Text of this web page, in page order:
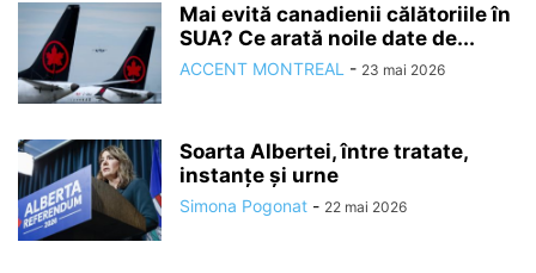
Mai evită canadienii călătoriile în
SUA? Ce arată noile date de...
ACCENT MONTREAL - 23 mai 2026
Soarta Albertei, între tratate,
instanțe și urne
Simona Pogonat - 22 mai 2026